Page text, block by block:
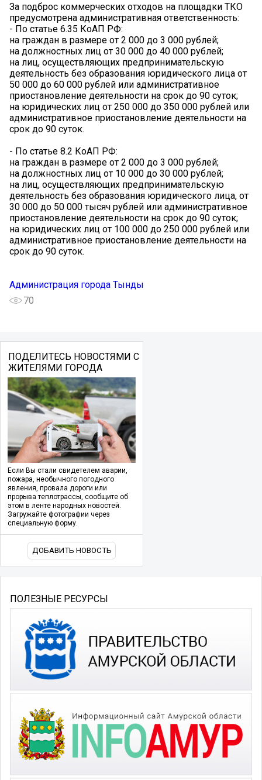
За подброс коммерческих отходов на площадки ТКО
предусмотрена административная ответственность:
- По статье 6.35 КоАП РФ:
на граждан в размере от 2 000 до 3 000 рублей;
на должностных лиц от 30 000 до 40 000 рублей;
на лиц, осуществляющих предпринимательскую
деятельность без образования юридического лица от
50 000 до 60 000 рублей или административное
приостановление деятельности на срок до 90 суток;
на юридических лиц от 250 000 до 350 000 рублей или
административное приостановление деятельности на
срок до 90 суток.
- По статье 8.2 КоАП РФ:
на граждан в размере от 2 000 до 3 000 рублей;
на должностных лиц от 10 000 до 30 000 рублей;
на лиц, осуществляющих предпринимательскую
деятельность без образования юридического лица, от
30 000 до 50 000 тысяч рублей или административное
приостановление деятельности на срок до 90 суток;
на юридических лиц от 100 000 до 250 000 рублей или
административное приостановление деятельности на
срок до 90 суток.
Администрация города Тынды
70
ПОДЕЛИТЕСЬ НОВОСТЯМИ С
ЖИТЕЛЯМИ ГОРОДА
Если Вы стали свидетелем аварии,
пожара, необычного погодного
явления, провала дороги или
прорыва теплотрассы, сообщите об
этом в ленте народных новостей.
Загружайте фотографии через
специальную форму.
ДОБАВИТЬ НОВОСТЬ
ПОЛЕЗНЫЕ РЕСУРСЫ